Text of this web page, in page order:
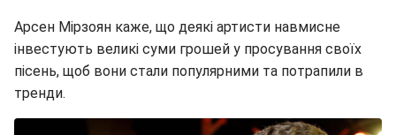
Арсен Мірзоян каже, що деякі артисти навмисне
інвестують великі суми грошей у просування своїх
пісень, щоб вони стали популярними та потрапили в
тренди.